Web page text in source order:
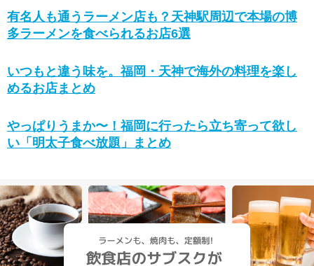
有名人も通うラーメン店も？天神駅周辺で本場の博
多ラーメンを食べられるお店6選
いつもと違う味を。福岡・天神で海外の料理を楽し
めるお店まとめ
やっぱりうまか〜！福岡に行ったら立ち寄って欲し
い「明太子食べ放題」まとめ